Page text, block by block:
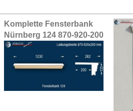
Komplette Fensterbank
Nürnberg 124 870-920-200